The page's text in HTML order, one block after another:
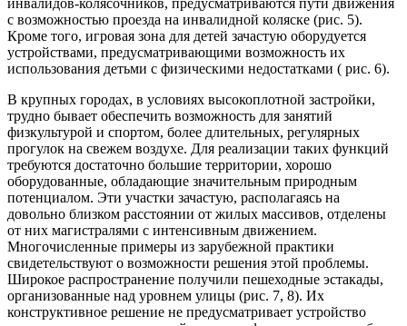
с возможностью проезда на инвалидной коляске (рис. 5).
Кроме того, игровая зона для детей зачастую оборудуется
устройствами, предусматривающими возможность их
использования детьми с физическими недостатками ( рис. 6).
В крупных городах, в условиях высокоплотной застройки,
трудно бывает обеспечить возможность для занятий
физкультурой и спортом, более длительных, регулярных
прогулок на свежем воздухе. Для реализации таких функций
требуются достаточно большие территории, хорошо
оборудованные, обладающие значительным природным
потенциалом. Эти участки зачастую, располагаясь на
довольно близком расстоянии от жилых массивов, отделены
от них магистралями с интенсивным движением.
Многочисленные примеры из зарубежной практики
свидетельствуют о возможности решения этой проблемы.
Широкое распространение получили пешеходные эстакады,
организованные над уровнем улицы (рис. 7, 8). Их
конструктивное решение не предусматривает устройство